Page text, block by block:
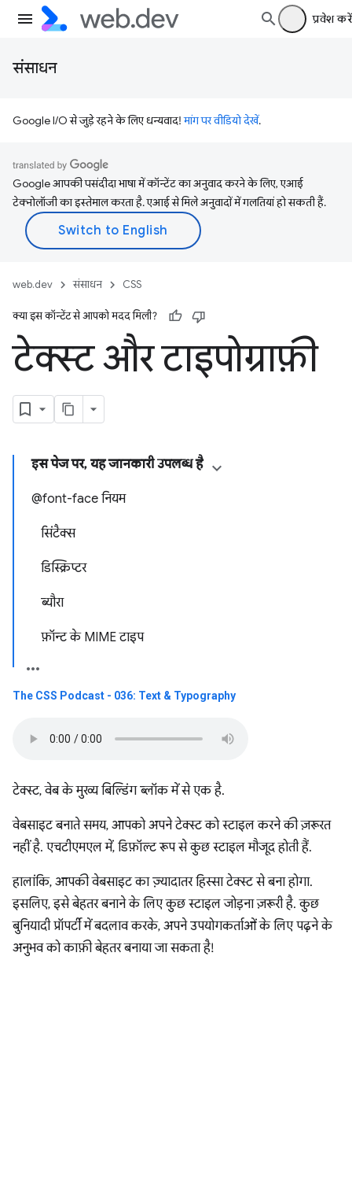
प्रवेश करें
संसाधन
Google I/O से जुड़े रहने के लिए धन्यवाद!मांग पर वीडियो देखें.
Google आपकी पसंदीदा भाषा में कॉन्टेंट का अनुवाद करने के लिए, एआई
टेक्नोलॉजी का इस्तेमाल करता है. एआई से मिले अनुवादों में गलतियां हो सकती हैं.
web.dev संसाधन CSS
क्या इस कॉन्टेंट से आपको मदद मिली?
टेक्स्ट और टाइपोग्राफ़ी
इस पेज पर, यह जानकारी उपलब्ध है
@font-face नियम
सिंटैक्स
डिस्क्रिप्टर
ब्यौरा
फ़ॉन्ट के MIME टाइप
The CSS Podcast - 036: Text & Typography
टेक्स्ट, वेब के मुख्य बिल्डिंग ब्लॉक में से एक है.
वेबसाइट बनाते समय, आपको अपने टेक्स्ट को स्टाइल करने की ज़रूरत
नहीं है. एचटीएमएल में, डिफ़ॉल्ट रूप से कुछ स्टाइल मौजूद होती हैं.
हालांकि, आपकी वेबसाइट का ज़्यादातर हिस्सा टेक्स्ट से बना होगा.
इसलिए, इसे बेहतर बनाने के लिए कुछ स्टाइल जोड़ना ज़रूरी है. कुछ
बुनियादी प्रॉपर्टी में बदलाव करके, अपने उपयोगकर्ताओं के लिए पढ़ने के
अनुभव को काफ़ी बेहतर बनाया जा सकता है!